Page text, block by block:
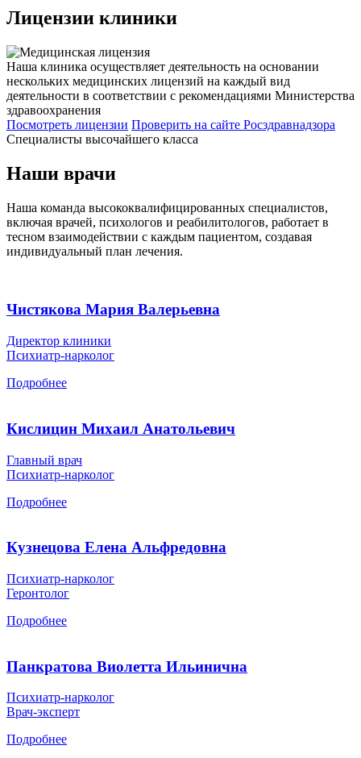
Лицензии клиники
Наша клиника осуществляет деятельность на основании
нескольких медицинских лицензий на каждый вид
деятельности в соответствии с рекомендациями Министерства
здравоохранения
Посмотреть лицензии Проверить на сайте Росздравнадзора
Специалисты высочайшего класса
Наши врачи
Наша команда высококвалифицированных специалистов,
включая врачей, психологов и реабилитологов, работает в
тесном взаимодействии с каждым пациентом, создавая
индивидуальный план лечения.
Чистякова Мария Валерьевна
Директор клиники
Психиатр-нарколог
Подробнее
Кислицин Михаил Анатольевич
Главный врач
Психиатр-нарколог
Подробнее
Кузнецова Елена Альфредовна
Психиатр-нарколог
Геронтолог
Подробнее
Панкратова Виолетта Ильинична
Психиатр-нарколог
Врач-эксперт
Подробнее